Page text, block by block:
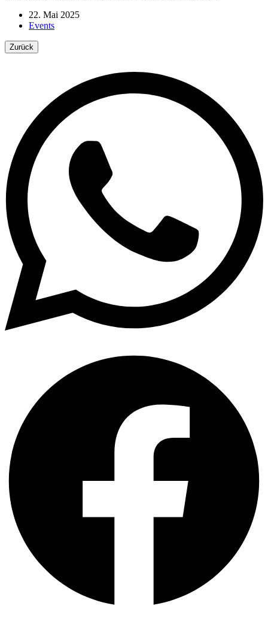
22. Mai 2025
Events